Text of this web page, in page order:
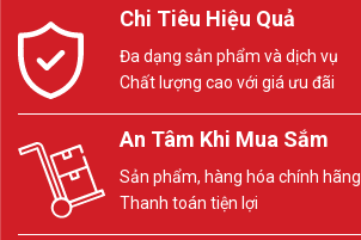
Chi Tiêu Hiệu Quả
Đa dạng sản phẩm và dịch vụ
Chất lượng cao với giá ưu đãi
An Tâm Khi Mua Sắm
Sản phẩm, hàng hóa chính hãng
Thanh toán tiện lợi